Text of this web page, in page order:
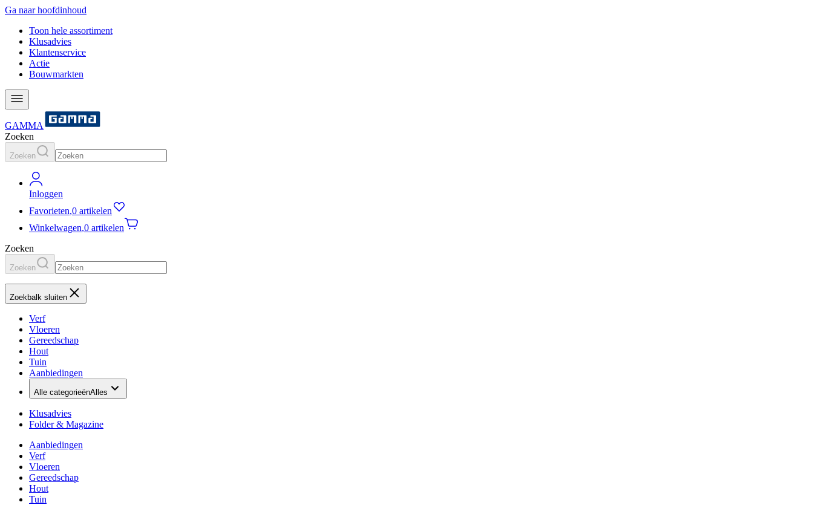
Ga naar hoofdinhoud
Toon hele assortiment
Klusadvies
Klantenservice
Actie
Bouwmarkten
GAMMA
Zoeken
Zoeken
Inloggen
Favorieten,0 artikelen
Winkelwagen,0 artikelen
Zoeken
Zoeken
Zoekbalk sluiten
Verf
Vloeren
Gereedschap
Hout
Tuin
Aanbiedingen
Alle categorieënAlles
Klusadvies
Folder & Magazine
Aanbiedingen
Verf
Vloeren
Gereedschap
Hout
Tuin